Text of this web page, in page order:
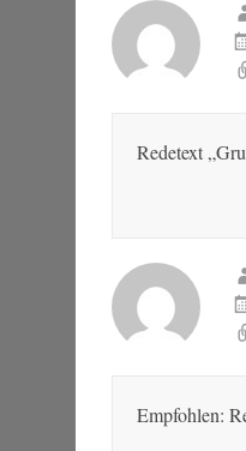
Redetext
Empfohlen: